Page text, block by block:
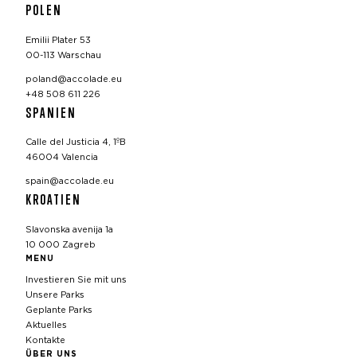
POLEN
Emilii Plater 53
00-113 Warschau
poland@accolade.eu
+48 508 611 226
SPANIEN
Calle del Justicia 4, 1ºB
46004 Valencia
spain@accolade.eu
KROATIEN
Slavonska avenija 1a
10 000 Zagreb
MENU
Investieren Sie mit uns
Unsere Parks
Geplante Parks
Aktuelles
Kontakte
ÜBER UNS